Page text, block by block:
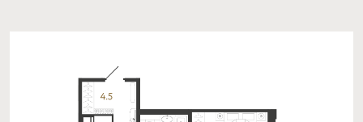
Подать заявку